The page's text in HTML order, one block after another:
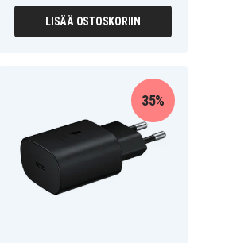
LISÄÄ OSTOSKORIIN
35%